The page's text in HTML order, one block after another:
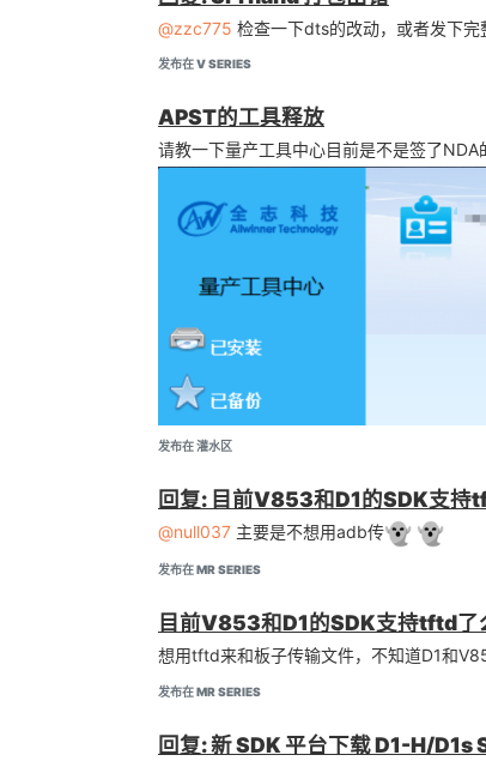
该固件使用的uart引脚号为：
对应板子上的：
没有冒烟，收工~
@zzc775 检查一下dts的改动，或者发下
发布在 V SERIES
APST的工具释放
请教一下量产工具中心目前是不是签了NDA
发布在 灌水区
回复: 目前V853和D1的SDK支持
@null037 主要是不想用adb传
发布在 MR SERIES
目前V853和D1的SDK支持tftd了
想用tftd来和板子传输文件，不知道D1和
发布在 MR SERIES
回复: 新 SDK 平台下载 D1-H/D1s